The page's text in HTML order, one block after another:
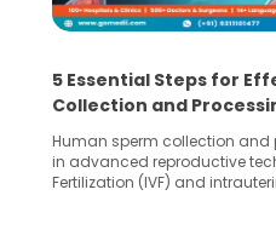
5 Essential Steps for
Collection and
Human sperm collection
in advanced reproductive
Fertilization (IVF) and